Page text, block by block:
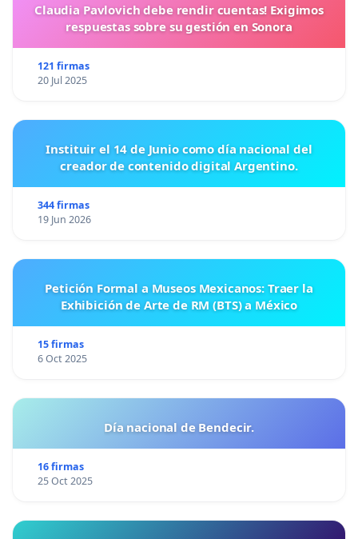
Claudia Pavlovich debe rendir cuentas! Exigimos
respuestas sobre su gestión en Sonora
121 firmas
20 Jul 2025
Instituir el 14 de Junio como día nacional del
creador de contenido digital Argentino.
344 firmas
19 Jun 2026
Petición Formal a Museos Mexicanos: Traer la
Exhibición de Arte de RM (BTS) a México
15 firmas
6 Oct 2025
Día nacional de Bendecir.
16 firmas
25 Oct 2025